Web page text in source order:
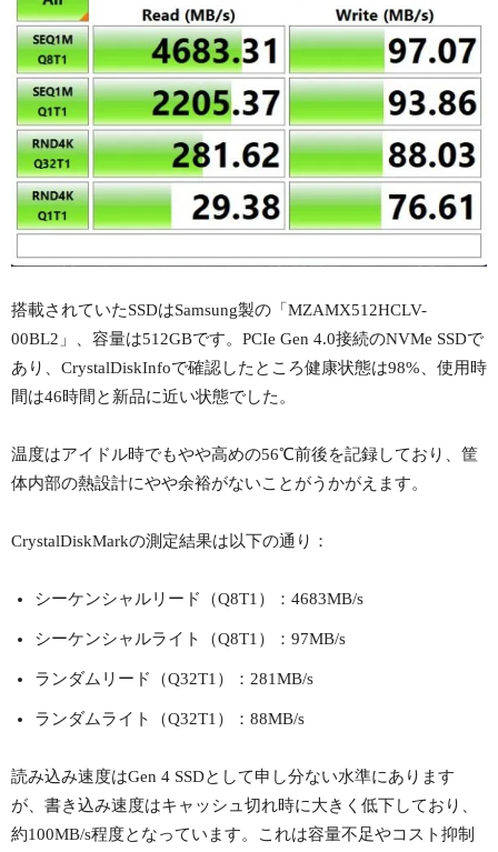
搭載されていたSSDはSamsung製の「MZAMX512HCLV-
00BL2」、容量は512GBです。PCIe Gen 4.0接続のNVMe SSDで
あり、CrystalDiskInfoで確認したところ健康状態は98%、使用時
間は46時間と新品に近い状態でした。
温度はアイドル時でもやや高めの56℃前後を記録しており、筐
体内部の熱設計にやや余裕がないことがうかがえます。
CrystalDiskMarkの測定結果は以下の通り：
シーケンシャルリード（Q8T1）：4683MB/s
シーケンシャルライト（Q8T1）：97MB/s
ランダムリード（Q32T1）：281MB/s
ランダムライト（Q32T1）：88MB/s
読み込み速度はGen 4 SSDとして申し分ない水準にあります
が、書き込み速度はキャッシュ切れ時に大きく低下しており、
約100MB/s程度となっています。これは容量不足やコスト抑制